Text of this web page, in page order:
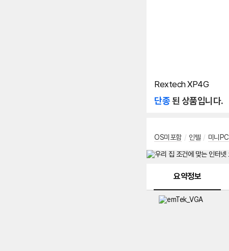
Rextech XP4G
단종된 상품입니다.
OS미포함 / 인텔 / 미니PC
요약정보